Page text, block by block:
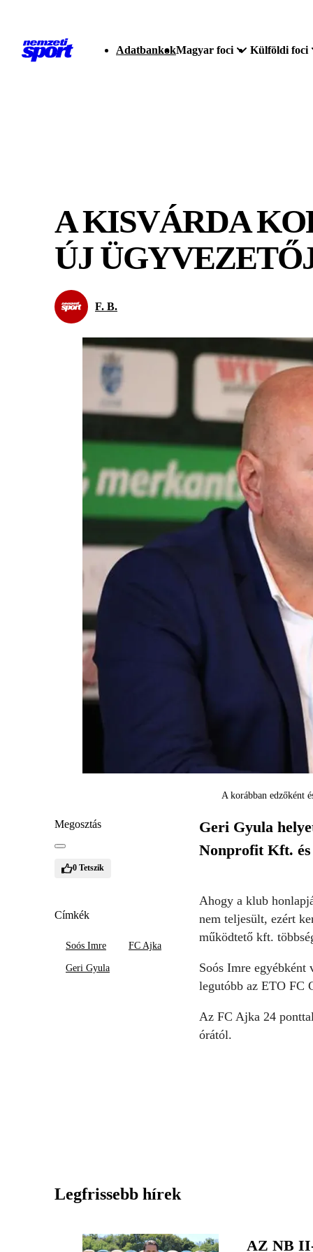
AdatbankokMagyar foci Külföldi foci
A KISVÁRDA
ÚJ
F. B.
A korábban edzőként
Megosztás
0 Tetszik
Címkék
Soós Imre FC Ajka
Geri Gyula
Geri Gyula
Nonprofit Kft.
Ahogy a klub
nem teljesült, ezért
működtető kft.
Soós Imre
legutóbb az ETO FC
Az FC Ajka 24
órától.
Legfrissebb hírek
AZ NB